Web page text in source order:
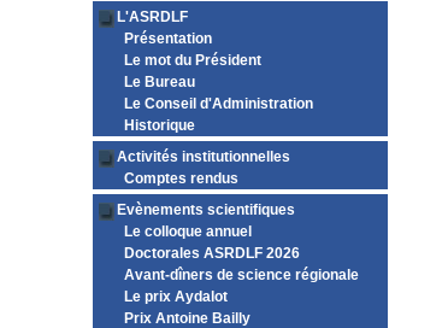
L'ASRDLF
Présentation
Le mot du Président
Le Bureau
Le Conseil d'Administration
Historique
Activités institutionnelles
Comptes rendus
Evènements scientifiques
Le colloque annuel
Doctorales ASRDLF 2026
Avant-dîners de science régionale
Le prix Aydalot
Prix Antoine Bailly